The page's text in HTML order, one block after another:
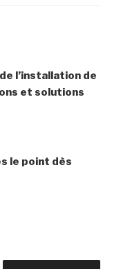
l’installation de
et solutions
le point dès